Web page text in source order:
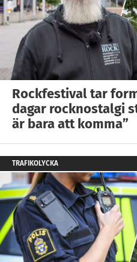
Rockfestival tar
dagar rocknostalgi
är bara att komma”
TRAFIKOLYCKA